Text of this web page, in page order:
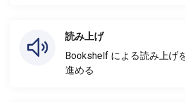
読み上げ
Bookshelf による読み上げ
進める